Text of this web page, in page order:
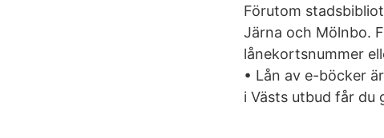
Förutom
Järna och Mölnbo.
lånekortsnummer
• Lån av e-böcker
i Västs utbud får du